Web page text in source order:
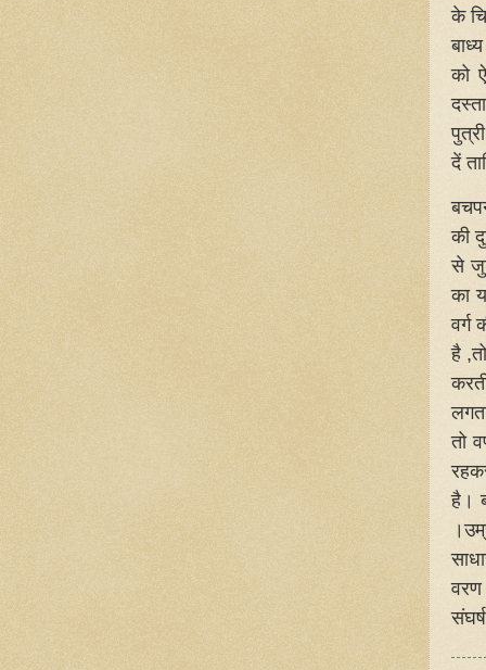
के
को
दें
की
से
का
वर्ग
है
तो
है।
वरण